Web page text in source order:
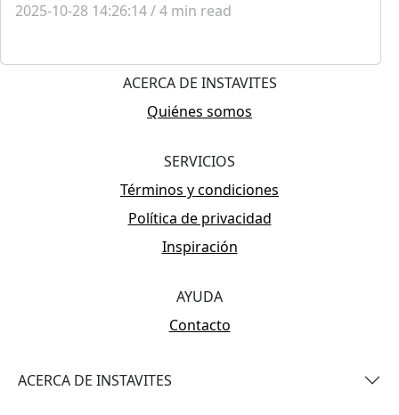
2025-10-28 14:26:14/4 min read
ACERCA DE INSTAVITES
Quiénes somos
SERVICIOS
Términos y condiciones
Política de privacidad
Inspiración
AYUDA
Contacto
ACERCA DE INSTAVITES